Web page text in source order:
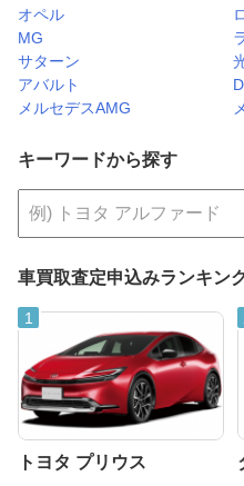
オペル
MG
サターン
アバルト
メルセデスAMG
キーワードから探す
車買取査定申込みランキン
トヨタ プリウス